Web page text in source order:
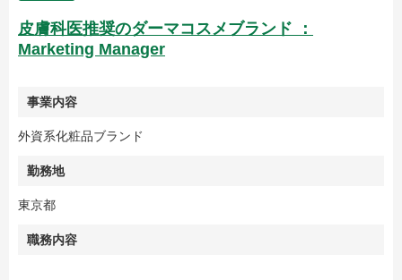
皮膚科医推奨のダーマコスメブランド ：
Marketing Manager
事業内容
外資系化粧品ブランド
勤務地
東京都
職務内容